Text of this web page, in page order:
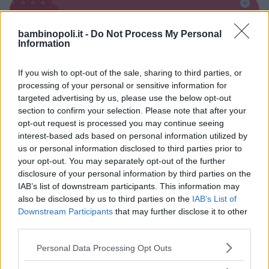
bambinopoli.it - Do Not Process My Personal
Information
If you wish to opt-out of the sale, sharing to third parties, or
processing of your personal or sensitive information for
targeted advertising by us, please use the below opt-out
section to confirm your selection. Please note that after your
opt-out request is processed you may continue seeing
interest-based ads based on personal information utilized by
us or personal information disclosed to third parties prior to
your opt-out. You may separately opt-out of the further
disclosure of your personal information by third parties on the
IAB’s list of downstream participants. This information may
also be disclosed by us to third parties on the IAB’s List of
Downstream Participants that may further disclose it to other
Please note that this website/app uses one or more Google
Personal Data Processing Opt Outs
Alberghi
Valigie per il Parto
Corsi di Lingua per bambini